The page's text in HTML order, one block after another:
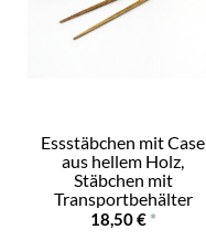
Essstäbchen mit Case
aus hellem Holz,
Stäbchen mit
Transportbehälter
18,50 € *